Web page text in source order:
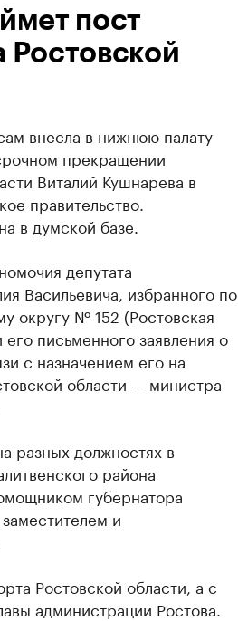
пост
Ростовской
внесла в нижнюю палату
прекращении
Виталий Кушнарева в
правительство.
в думской базе.
депутата
Васильевича, избранного по
округу № 152 (Ростовская
письменного заявления о
с назначением его на
области — министра
разных должностях в
района
губернатора
и
Ростовской области, а с
администрации Ростова.